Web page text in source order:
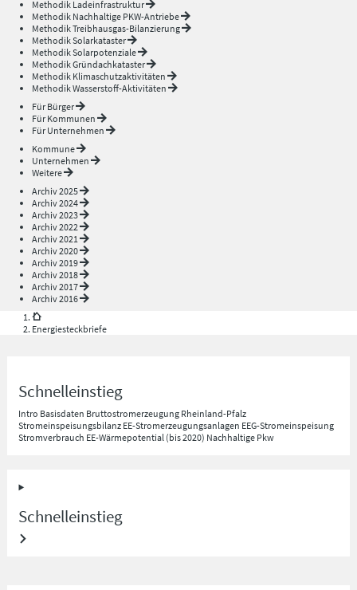
Methodik Ladeinfrastruktur
Methodik Nachhaltige PKW-Antriebe
Methodik Treibhausgas-Bilanzierung
Methodik Solarkataster
Methodik Solarpotenziale
Methodik Gründachkataster
Methodik Klimaschutzaktivitäten
Methodik Wasserstoff-Aktivitäten
Für Bürger
Für Kommunen
Für Unternehmen
Kommune
Unternehmen
Weitere
Archiv 2025
Archiv 2024
Archiv 2023
Archiv 2022
Archiv 2021
Archiv 2020
Archiv 2019
Archiv 2018
Archiv 2017
Archiv 2016
Energiesteckbriefe
Schnelleinstieg
Intro Basisdaten Bruttostromerzeugung Rheinland-Pfalz
Stromeinspeisungsbilanz EE-Stromerzeugungsanlagen EEG-Stromeinspeisung
Stromverbrauch EE-Wärmepotential (bis 2020) Nachhaltige Pkw
Schnelleinstieg